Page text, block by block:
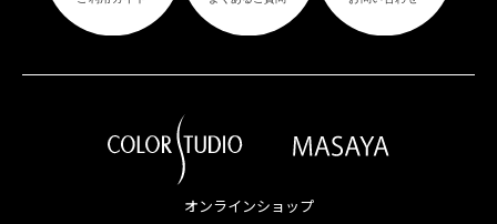
オンラインショップ